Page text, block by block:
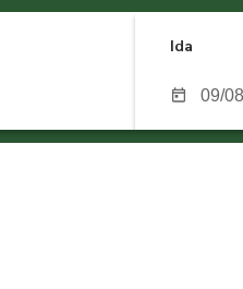
Ida